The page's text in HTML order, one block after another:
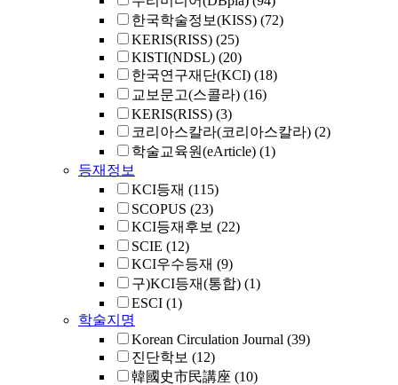
한국학술정보(KISS) (72)
KERIS(RISS) (25)
KISTI(NDSL) (20)
한국연구재단(KCI) (18)
교보문고(스콜라) (16)
KERIS(RISS) (3)
코리아스칼라(코리아스칼라) (2)
학술교육원(eArticle) (1)
등재정보
KCI등재 (115)
SCOPUS (23)
KCI등재후보 (22)
SCIE (12)
KCI우수등재 (9)
구)KCI등재(통합) (1)
ESCI (1)
학술지명
Korean Circulation Journal (39)
진단학보 (12)
韓國史市民講座 (10)